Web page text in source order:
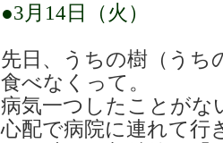
●3月14日（火）
先日、うちの樹（うち
食べなくって。
病気一つしたことがな
心配で病院に連れて行